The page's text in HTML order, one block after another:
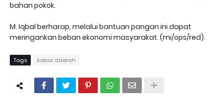
bahan pokok.
M. Iqbal berharap, melalui bantuan pangan ini dapat
meringankan beban ekonomi masyarakat. (mi/ops/red).
Tags kabar daerah